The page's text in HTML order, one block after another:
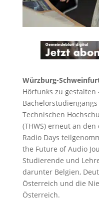
Würzburg-
Hörfunks zu
Technischen
(THWS) erneut an
Radio Days
the Future of Audio
Studierende und
darunter Belgien,
Österreich und die
Österreich.